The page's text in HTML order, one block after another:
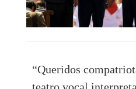
“Queridos compatriotas” es una obra de